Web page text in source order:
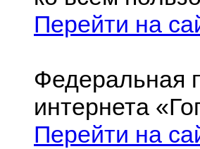
Перейти на
Федеральная
интернета «
Перейти на